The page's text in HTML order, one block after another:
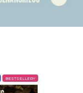
BESTSELLERY